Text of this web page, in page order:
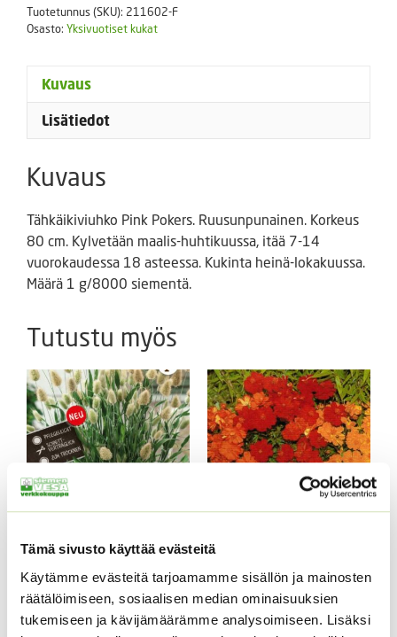
Tämä sivusto käyttää evästeitä
Käytämme evästeitä tarjoamamme sisällön ja mainosten
räätälöimiseen, sosiaalisen median ominaisuuksien
tukemiseen ja kävijämäärämme analysoimiseen. Lisäksi
g
Tuotetunnus (SKU): 211602-F
Osasto: Yksivuotiset kukat
Kuvaus
Lisätiedot
Kuvaus
Tähkäikiviuhko Pink Pokers. Ruusunpunainen. Korkeus
80 cm. Kylvetään maalis-huhtikuussa, itää 7-14
vuorokaudessa 18 asteessa. Kukinta heinä-lokakuussa.
Määrä 1 g/8000 siementä.
Tutustu myös
Jänönhäntä ’Bunny
Tails’
5,00€ Sisältää arvonlisäveron
Keltakosmoskukka
Cosmic mix.
ALE!
4,20 3,20 Sisältää